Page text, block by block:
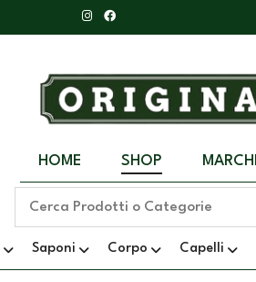
HOME SHOP MARCHI
Saponi Corpo Capelli